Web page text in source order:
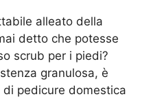
alleato della
detto che potesse
scrub per i piedi?
granulosa, è
pedicure domestica